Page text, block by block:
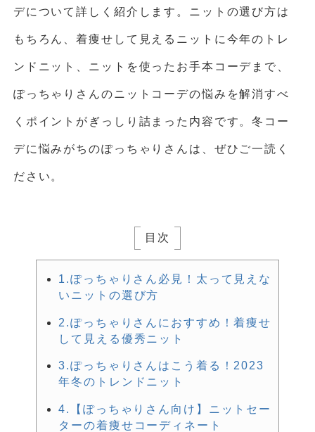
デについて詳しく紹介します。ニットの選び方は
もちろん、着痩せして見えるニットに今年のトレ
ンドニット、ニットを使ったお手本コーデまで、
ぽっちゃりさんのニットコーデの悩みを解消すべ
くポイントがぎっしり詰まった内容です。冬コー
デに悩みがちのぽっちゃりさんは、ぜひご一読く
ださい。
目次
1.ぽっちゃりさん必見！太って見えな
いニットの選び方
2.ぽっちゃりさんにおすすめ！着痩せ
して見える優秀ニット
3.ぽっちゃりさんはこう着る！2023
年冬のトレンドニット
4.【ぽっちゃりさん向け】ニットセー
ターの着痩せコーディネート